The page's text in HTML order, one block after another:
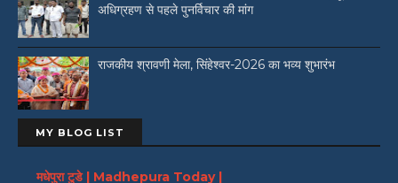
अधिग्रहण से पहले पुनर्विचार की मांग
राजकीय श्रावणी मेला, सिंहेश्वर-2026 का भव्य शुभारंभ
MY BLOG LIST
मधेपुरा टुडे | Madhepura Today |